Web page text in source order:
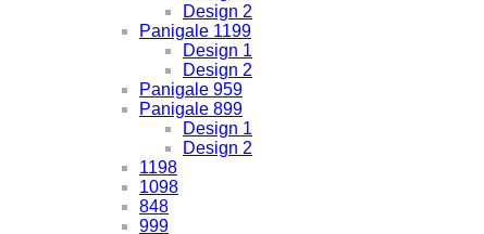
Design 2
Panigale 1199
Design 1
Design 2
Panigale 959
Panigale 899
Design 1
Design 2
1198
1098
848
999